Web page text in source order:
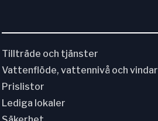
Tillträde och tjänster
Vattenflöde, vattennivå och vindar
Prislistor
Lediga lokaler